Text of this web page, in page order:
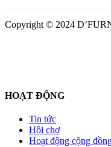
Copyright © 2024
HOẠT ĐỘNG
Tin tức
Hội chợ
Hoạt động cộng